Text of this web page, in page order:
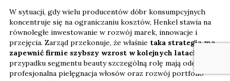
W sytuacji, gdy wielu producentów dóbr konsumpcyjnych
koncentruje się na ograniczaniu kosztów, Henkel stawia na
równoległe inwestowanie w rozwój marek, innowacje i
przejęcia. Zarząd przekonuje, że właśnie taka strategia ma
zapewnić firmie szybszy wzrost w kolejnych latach
przypadku segmentu beauty szczególną rolę mają odegrać
profesjonalna pielęgnacja włosów oraz rozwój portfolio